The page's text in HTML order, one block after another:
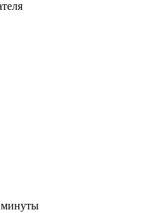
минуты